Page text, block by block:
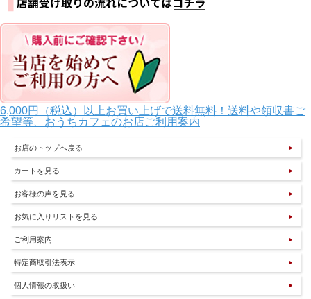
6,000円（税込）以上お買い上げで送料無料！送料や領収書ご
希望等、おうちカフェのお店ご利用案内
お店のトップへ戻る
カートを見る
お客様の声を見る
お気に入りリストを見る
ご利用案内
特定商取引法表示
個人情報の取扱い